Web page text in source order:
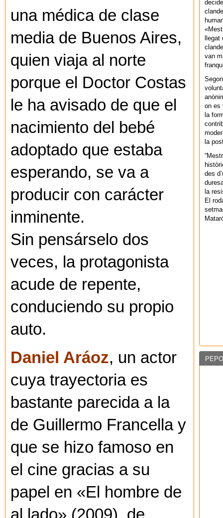
una médica de clase
media de Buenos Aires,
quien viaja al norte
porque el Doctor Costas
le ha avisado de que el
nacimiento del bebé
adoptado que estaba
esperando, se va a
producir con carácter
inminente.
Sin pensárselo dos
veces, la protagonista
acude de repente,
conduciendo su propio
auto.
Daniel Aráoz, un actor
cuya trayectoria es
bastante parecida a la
de Guillermo Francella y
que se hizo famoso en
el cine gracias a su
papel en «El hombre de
van
on es
la
la
des
la
El